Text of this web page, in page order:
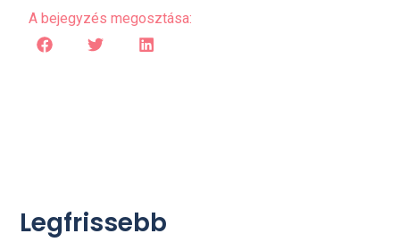
A bejegyzés megosztása:
Legfrissebb